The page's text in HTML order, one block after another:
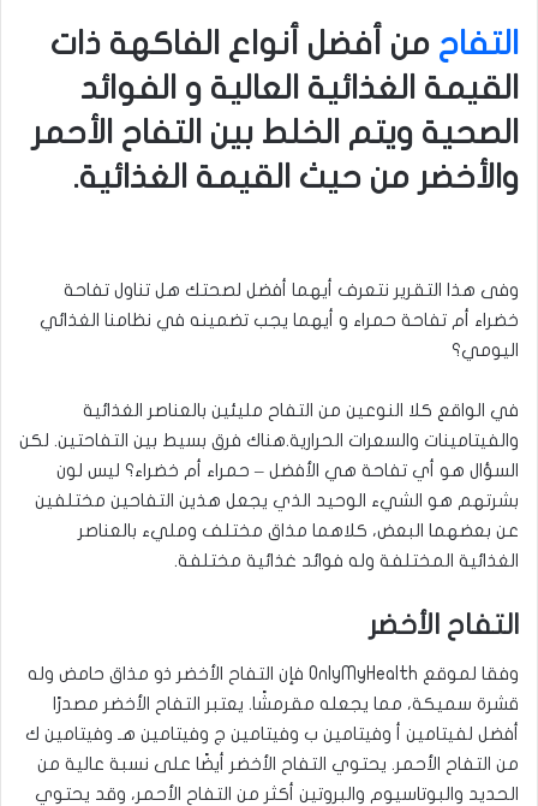
التفاح من أفضل أنواع الفاكهة ذات
القيمة الغذائية العالية و الفوائد
الصحية ويتم الخلط بين التفاح الأحمر
والأخضر من حيث القيمة الغذائية.
وفى هذا التقرير نتعرف أيهما أفضل لصحتك هل تناول تفاحة
خضراء أم تفاحة حمراء و أيهما يجب تضمينه في نظامنا الغذائي
اليومي؟
في الواقع كلا النوعين من التفاح مليئين بالعناصر الغذائية
والفيتامينات والسعرات الحرارية.هناك فرق بسيط بين التفاحتين. لكن
السؤال هو أي تفاحة هي الأفضل – حمراء أم خضراء؟ ليس لون
بشرتهم هو الشيء الوحيد الذي يجعل هذين التفاحين مختلفين
عن بعضهما البعض، كلاهما مذاق مختلف ومليء بالعناصر
الغذائية المختلفة وله فوائد غذائية مختلفة.
التفاح الأخضر
وفقا لموقع OnlyMyHealth فإن التفاح الأخضر ذو مذاق حامض وله
قشرة سميكة، مما يجعله مقرمشًا. يعتبر التفاح الأخضر مصدرًا
أفضل لفيتامين أ وفيتامين ب وفيتامين ج وفيتامين هـ وفيتامين ك
من التفاح الأحمر. يحتوي التفاح الأخضر أيضًا على نسبة عالية من
الحديد والبوتاسيوم والبروتين أكثر من التفاح الأحمر، وقد يحتوي